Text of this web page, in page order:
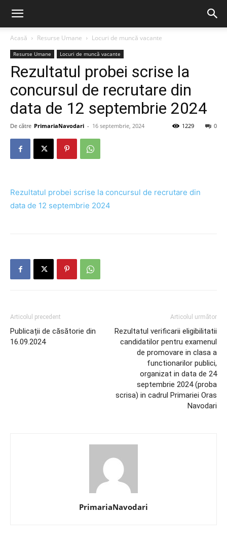
Acasă Resurse Umane Locuri de muncă vacante
Resurse Umane Locuri de muncă vacante
Rezultatul probei scrise la
concursul de recrutare din
data de 12 septembrie 2024
De către PrimariaNavodari - 16 septembrie, 2024 0
1229
Rezultatul probei scrise la concursul de recrutare din
data de 12 septembrie 2024
Articolul precedent
Publicații de căsătorie din
16.09.2024
Articolul următor
Rezultatul verificarii eligibilitatii
candidatilor pentru examenul
de promovare in clasa a
functionarilor publici,
organizat in data de 24
septembrie 2024 (proba
scrisa) in cadrul Primariei Oras
Navodari
PrimariaNavodari